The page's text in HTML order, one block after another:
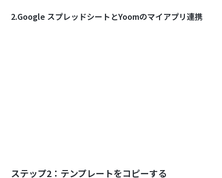
2.Google スプレッドシートとYoomのマイアプリ連携
ステップ2：テンプレートをコピーする